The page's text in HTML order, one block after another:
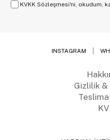
KVKK Sözleşmesi'ni, okudum,
INSTAGRAM
Gizlilik &